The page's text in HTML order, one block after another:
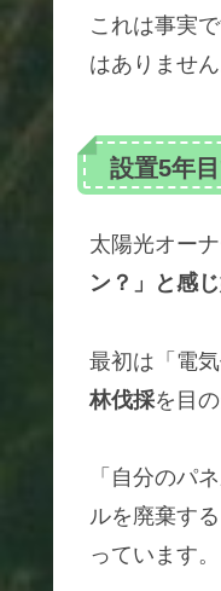
これは事実
はありません
設置5年
太陽光オー
ン？」と感
最初は「電
林伐採を目
「自分のパ
ルを廃棄す
っています。